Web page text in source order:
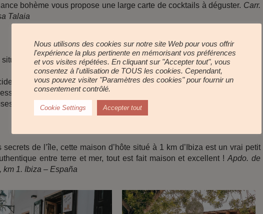
bohème vous propose une large carte de cocktails à déguster. Carr.
Talaia
dans un coin très sauvage et loin de tout, elle est parfaite pour
– un véritable paradis !
en voiture mais attention, le chemin est rocailleux. L’endroit est
en fonction des périodes
de l’île, cette maison d’hôte situé à 1 km d’Ibiza est un vrai petit
entre terre et mer, tout est fait maison et excellent ! Apdo. de
1. Ibiza – España
Nous utilisons des cookies sur notre site Web pour vous offrir
l'expérience la plus pertinente en mémorisant vos préférences
et vos visites répétées. En cliquant sur "Accepter tout", vous
consentez à l'utilisation de TOUS les cookies. Cependant,
vous pouvez visiter "Paramètres des cookies" pour fournir un
consentement contrôlé.
Cookie Settings Accepter tout